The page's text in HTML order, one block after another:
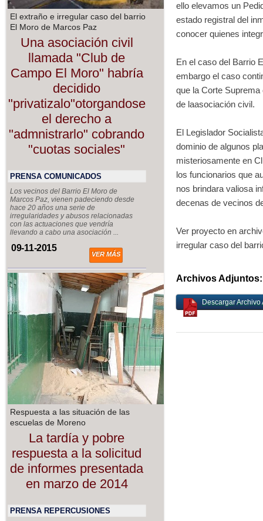
El extraño e irregular caso del barrio
El Moro de Marcos Paz
Una asociación civil
llamada "Club de
Campo El Moro" habría
decidido
"privatizalo"otorgandose
el derecho a
"admnistrarlo" cobrando
"cuotas sociales"
PRENSA COMUNICADOS
Los vecinos del Barrio El Moro de
Marcos Paz, vienen padeciendo desde
hace 20 años una serie de
irregularidades y abusos relacionadas
con las actuaciones que vendría
llevando a cabo una asociación ...
09-11-2015
VER MÁS
Respuesta a las situación de las
escuelas de Moreno
La tardía y pobre
respuesta a la solicitud
de informes presentada
en marzo de 2014
PRENSA REPERCUSIONES
ello elevamos un
estado registral del
conocer quienes
En el caso del Barrio
embargo el caso
que la Corte
de laasociación civil.
El Legislador
dominio de algunos
misteriosamente en
los funcionarios que
nos brindara valiosa
decenas de vecinos
Ver proyecto en
irregular caso del
Archivos Adjuntos:
Descargar Archivo